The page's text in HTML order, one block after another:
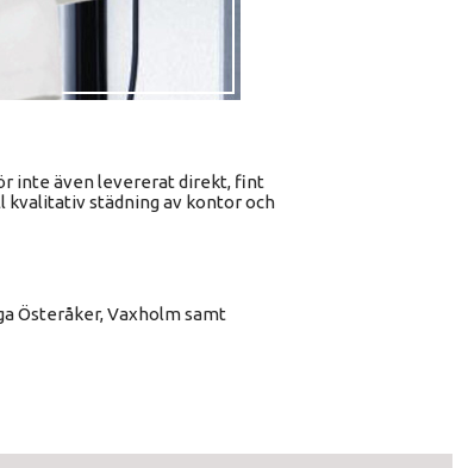
inte även levererat direkt, fint
kvalitativ städning av kontor och
Österåker, Vaxholm samt